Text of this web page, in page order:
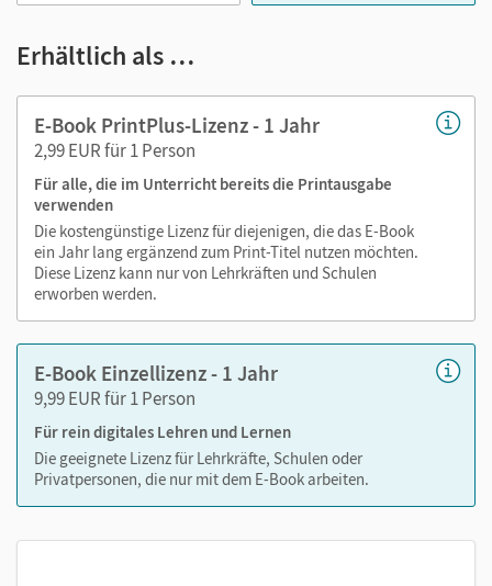
Medien in diesem E-Book:
Audios
Videos
Ideen und differenzierende Hilfen
Lösungen der Bilan-Aufgaben
Erhältlich als …
E-Book PrintPlus-Lizenz - 1 Jahr
2,99 EUR für 1 Person
Für alle, die im Unterricht bereits die Printausgabe
verwenden
Die kostengünstige Lizenz für diejenigen, die das E-Book
ein Jahr lang ergänzend zum Print-Titel nutzen möchten.
Diese Lizenz kann nur von Lehrkräften und Schulen
erworben werden.
E-Book Einzellizenz - 1 Jahr
9,99 EUR für 1 Person
Für rein digitales Lehren und Lernen
Die geeignete Lizenz für Lehrkräfte, Schulen oder
Privatpersonen, die nur mit dem E-Book arbeiten.